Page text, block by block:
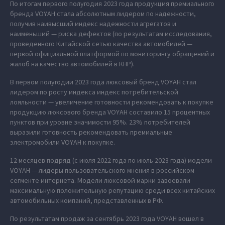
По итогам первого полугодия 2023 года продукция премиального
бренда VOYAH стала абсолютным лидером по надежности,
получив наивысший индекс надежности агрегатов и
наименьший — риска дефектов (по результатам исследования,
проведенного Китайской сетью качества автомобилей —
первой официальной платформой по мониторингу обращений и
жалоб на качество автомобилей в КНР).
В первом полугодии 2023 года люксовый бренд VOYAH стал
лидером по росту индекса индекс потребительской
лояльности — увеличение готовности рекомендовать к покупке
продукцию люксового бренда VOYAH составило 15 процентных
пунктов при уровне значимости 95%. 23% потребителей
выразили готовность рекомендовать премиальные
электромобили VOYAH к покупке.
12 месяцев подряд (с июля 2022 года по июль 2023 года) модели
VOYAH — лидеры пользовательского мнения в российском
сегменте интернета. Модели люксовой марки завоевали
максимальную положительную репутацию среди всех китайских
автомобильных компаний, представленных в РФ.
По результатам продаж за сентябрь 2023 года VOYAH вошел в